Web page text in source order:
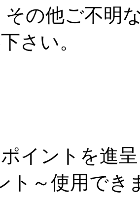
その他ご不明
さい。
イントを進
ト～使用でき